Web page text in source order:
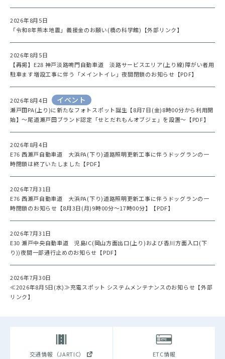
2026年8月5日
「令和8年熊本地震」義援金のお願い(橋の科学館)【外部リンク】
2026年8月5日
【再掲】E28 神戸淡路鳴門自動車道 淡路サービスエリア(上り線)障がい者用
駐車ます増設工事に伴う「メイントイレ」夜間閉鎖のお知らせ【PDF】
2026年8月4日 イベント
瀬戸田PA(上り)に新たなフォトスポット誕生【8月7日(金)8時00分から利用開
始】～尾道瀬戸田ブランド認定「せとだれもんオブジェ」を設置～【PDF】
2026年8月4日
E76 西瀬戸自動車道 大浜PA(下り)道路照明更新工事に伴うドッグランの一
時閉鎖は終了いたしました【PDF】
2026年7月31日
E76 西瀬戸自動車道 大浜PA(下り)道路照明更新工事に伴うドッグランの一
時閉鎖のお知らせ【8月3日(月)9時00分～17時00分】【PDF】
2026年7月31日
E30 瀬戸中央自動車道 児島IC(岡山方面出口(上り)および香川方面入口(下
り))夜間一部通行止めのお知らせ【PDF】
2026年7月30日
≪2026年8月5日(水)≫充電スポット システムメンテナンスのお知らせ【外部
リンク】
交通情報（JARTIC） ETC情報